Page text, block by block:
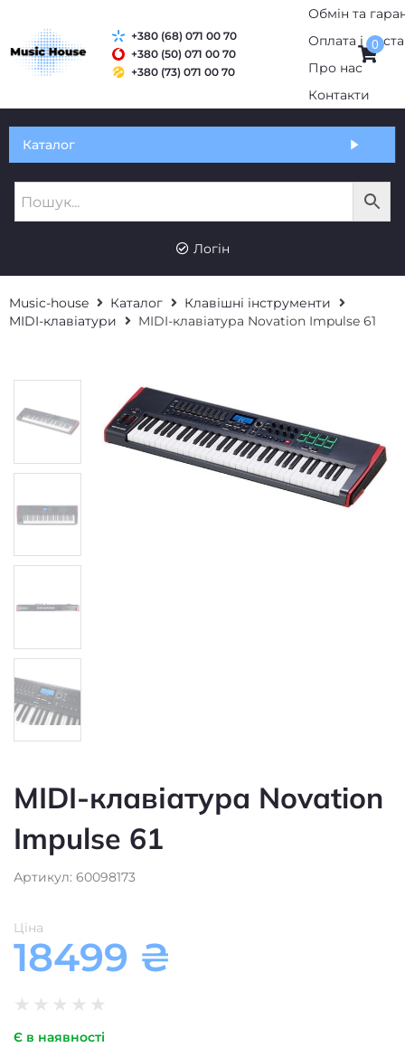
Обмін та гарантія
Про нас
+380 (50) 071 00 70
+380 (73) 071 00 70
0
RU
Логін
Music-house Каталог
Клавішні інструменти
MIDI-клавіатури
MIDI-клавіатура Novation Impulse 61
Impulse 61
Артикул: 60098173
18499 ₴
★ ★ ★★
Є в наявності